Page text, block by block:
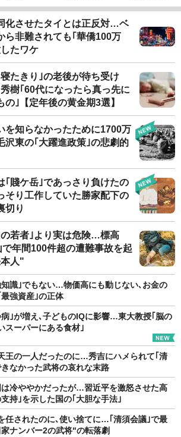
化させたタイとは正反対…ベ
ら非難されても｢華僑100万
たワケ
たきり｣の老後が待ち受け
樹｢60代になったら真っ先に
の｣【定年後の黄金期3選】
を知らなかったために1700万
沢東の｢大躍進政策｣の悲劇的
｢賤ケ岳｣であっさり負けたの
り工作していた勝家配下の
切り
の若者｣より実は危険…標高
年間100件超の遭難事故を起
人"
知識｣でもない…物価高にも動じない､お金の
強資産｣の正体
｣が増え､子どものIQに影響…東大教授｢脳の
スーパーにある食材｣
王の一人だったのに…秀吉にハメられて｢清
なかった武将の哀れな末路
冷ややかだったが…習近平を激怒させた高
持｣を示した国の｢大胆な手法｣
任されたのに､使い捨てに…｢清須会議｣で最
ナンバー2の武将"の転落劇